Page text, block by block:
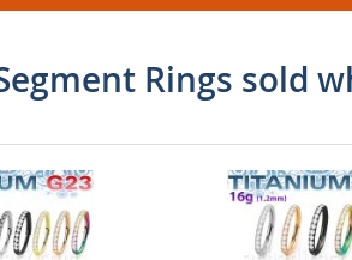
Rings sold